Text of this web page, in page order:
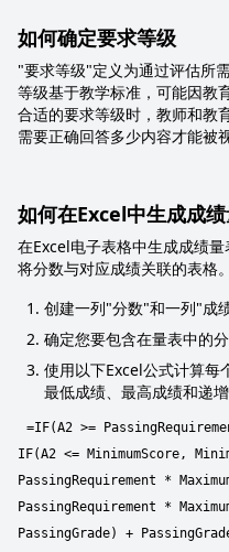
如何确定要求等级
"要求等级"定义为通过评估所
等级基于教学标准，可能因教
合适的要求等级时，教师和教
需要正确回答多少内容才能被
如何在Excel中生成成
在Excel电子表格中生成成绩
将分数与对应成绩关联的表格
创建一列"分数"和一列"成绩
确定您要包含在量表中的
使用以下Excel公式计算每
最低成绩、最高成绩和递
=IF(A2 >=
IF(A2 <= MinimumScore,
PassingRequirement *
PassingRequirement *
PassingGrade) +